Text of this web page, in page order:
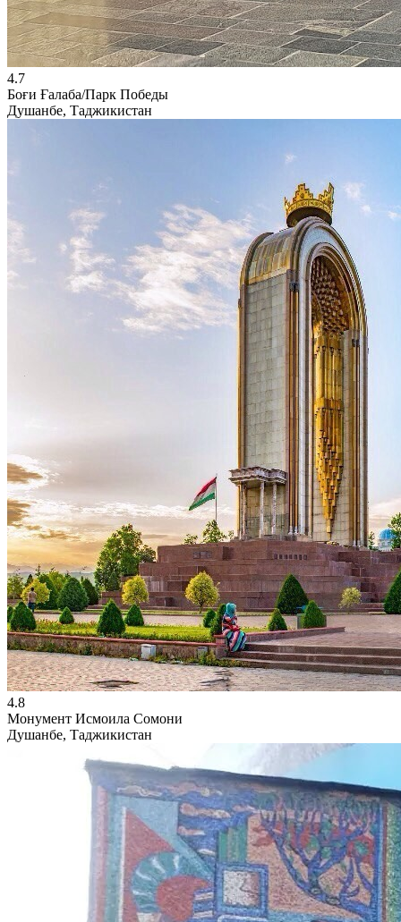
4.7
Боғи Ғалаба/Парк Победы
Душанбе, Таджикистан
4.8
Монумент Исмоила Сомони
Душанбе, Таджикистан